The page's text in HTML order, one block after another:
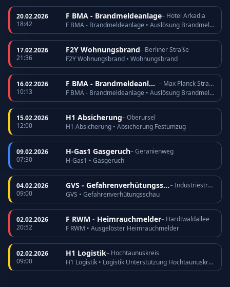
20.02.2026
18:42
F BMA - Brandmeldeanlage– Hotel Arkadia
F BMA - Brandmeldeanlage • Auslösung Brandmeldeanlage
17.02.2026
21:36
F2Y Wohnungsbrand– Berliner Straße
F2Y Wohnungsbrand • Wohnungsbrand
16.02.2026
10:13
F BMA - Brandmeldeanlage
– Max Planck Straße
F BMA - Brandmeldeanlage • Auslösung Brandmeldeanlage
15.02.2026
12:00
H1 Absicherung– Oberursel
H1 Absicherung • Absicherung Festumzug
09.02.2026
07:30
H-Gas1 Gasgeruch– Geranienweg
H-Gas1 • Gasgeruch
04.02.2026
09:00
GVS - Gefahrenverhütungsschau
– Industriestraße
GVS • Gefahrenverhütungsschau
02.02.2026
20:52
F RWM - Heimrauchmelder– Hardtwaldallee
F RWM • Ausgelöster Heimrauchmelder
02.02.2026
09:00
H1 Logistik– Hochtaunuskreis
H1 Logistik • Logistik Unterstützung Hochtaunuskreis